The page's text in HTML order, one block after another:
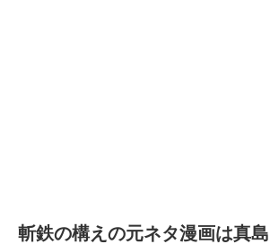
斬鉄の構えの元ネタ漫画は真